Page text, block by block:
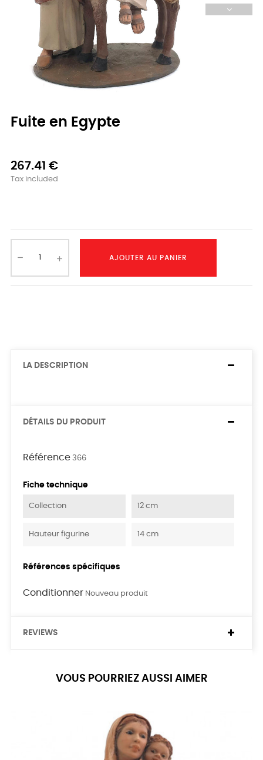
Fuite en Egypte
267.41 €
Tax included
AJOUTER AU PANIER
LA DESCRIPTION
DÉTAILS DU PRODUIT
Référence 366
Fiche technique
Collection 12 cm
Hauteur figurine 14 cm
Références spécifiques
Conditionner Nouveau produit
REVIEWS
VOUS POURRIEZ AUSSI AIMER